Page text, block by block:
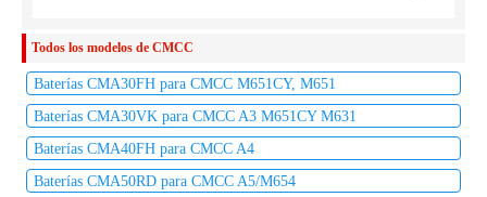
Todos los modelos de CMCC
Baterías CMA30FH para CMCC M651CY, M651
Baterías CMA30VK para CMCC A3 M651CY M631
Baterías CMA40FH para CMCC A4
Baterías CMA50RD para CMCC A5/M654